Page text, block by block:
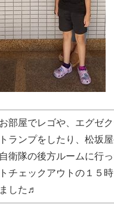
部屋でレゴや、エグゼ
ランプをしたり、松坂
衛隊の後方ルームに行
チェックアウトの１５
した♬